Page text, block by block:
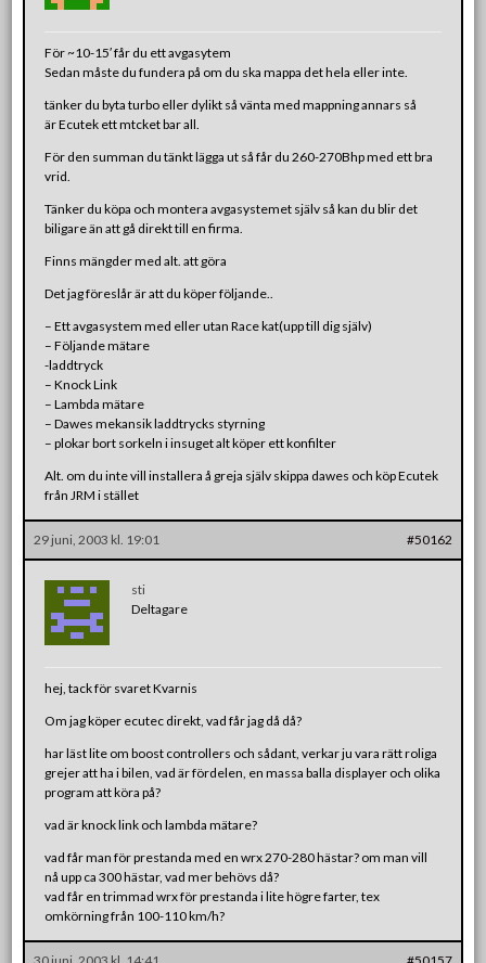
För ~10-15′ får du ett avgasytem
Sedan måste du fundera på om du ska mappa det hela eller inte.
tänker du byta turbo eller dylikt så vänta med mappning annars så
är Ecutek ett mtcket bar all.
För den summan du tänkt lägga ut så får du 260-270Bhp med ett bra
vrid.
Tänker du köpa och montera avgasystemet själv så kan du blir det
biligare än att gå direkt till en firma.
Finns mängder med alt. att göra
Det jag föreslår är att du köper följande..
– Ett avgasystem med eller utan Race kat(upp till dig själv)
– Följande mätare
-laddtryck
– Knock Link
– Lambda mätare
– Dawes mekansik laddtrycks styrning
– plokar bort sorkeln i insuget alt köper ett konfilter
Alt. om du inte vill installera å greja själv skippa dawes och köp Ecutek
från JRM i stället
29 juni, 2003 kl. 19:01 #50162
sti
Deltagare
hej, tack för svaret Kvarnis
Om jag köper ecutec direkt, vad får jag då då?
har läst lite om boost controllers och sådant, verkar ju vara rätt roliga
grejer att ha i bilen, vad är fördelen, en massa balla displayer och olika
program att köra på?
vad är knock link och lambda mätare?
vad får man för prestanda med en wrx 270-280 hästar? om man vill
nå upp ca 300 hästar, vad mer behövs då?
vad får en trimmad wrx för prestanda i lite högre farter, tex
omkörning från 100-110 km/h?